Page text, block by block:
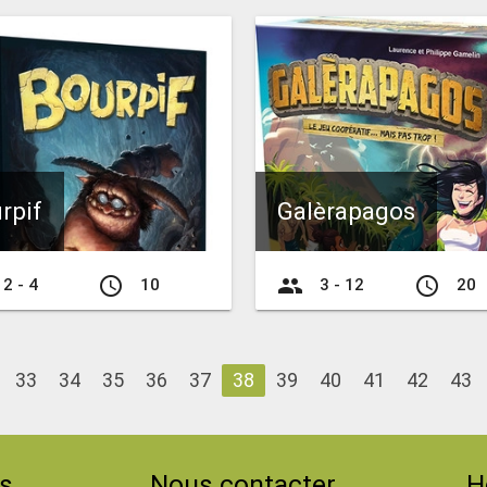
2 - 4 access_time 10
Galèrapagos
group 3 - 12 access_time 20
33 34 35 36 37 38 39 40 41 42 43